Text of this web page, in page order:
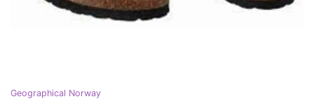
Geographical Norway